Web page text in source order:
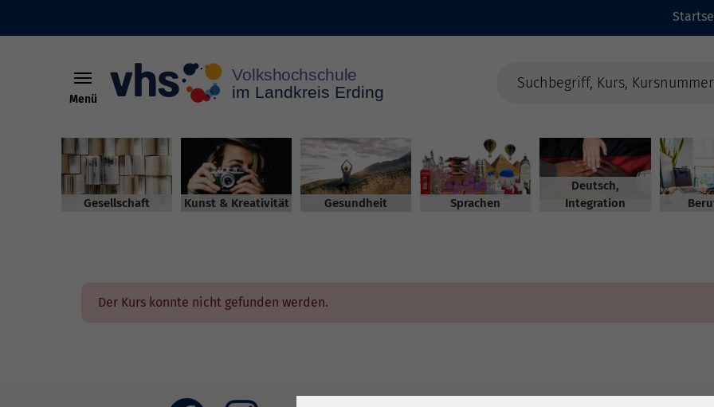
Menü
Gesellschaft Kunst & Kreativität Gesundheit Sprachen
Deutsch,
Integration
Der Kurs konnte nicht gefunden werden.